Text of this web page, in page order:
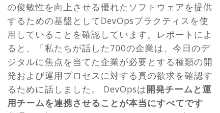
の俊敏性を向上させる優れたソフトウェアを提供
するための基盤としてDevOpsプラクティスを使
用していることを確認しています。レポートによ
ると、「私たちが話した700の企業は、今日のデ
ジタルに焦点を当てた企業が必要とする種類の開
発および運用プロセスに対する真の欲求を確認す
るために話しました。 DevOpsは開発チームと運
用チームを連携させることが本当にすべてです